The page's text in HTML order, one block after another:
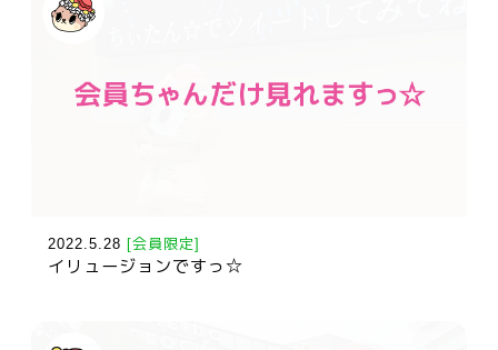
2022.5.28 [会員限定]
イリュージョンですっ☆